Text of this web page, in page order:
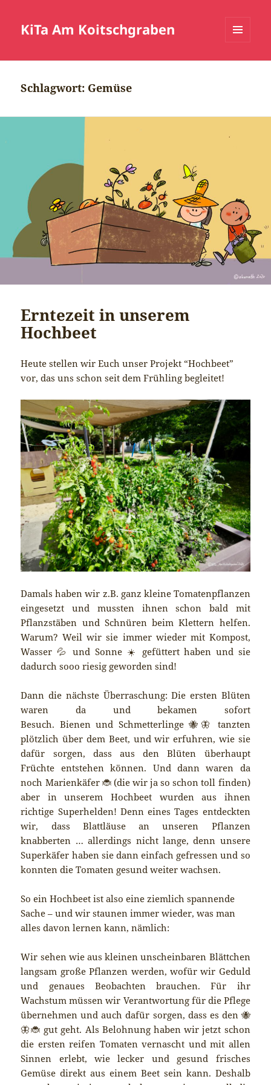
KiTa Am Koitschgraben
Schlagwort: Gemüse
Erntezeit in unserem
Hochbeet
Heute stellen wir Euch unser Projekt “Hochbeet”
vor, das uns schon seit dem Frühling begleitet!
Damals haben wir z.B. ganz kleine Tomatenpflanzen
eingesetzt und mussten ihnen schon bald mit
Pflanzstäben und Schnüren beim Klettern helfen.
Warum? Weil wir sie immer wieder mit Kompost,
Wasser 💦 und Sonne ☀️ gefüttert haben und sie
dadurch sooo riesig geworden sind!
Dann die nächste Überraschung: Die ersten Blüten
waren da und bekamen sofort
Besuch. Bienen und Schmetterlinge 🐝🦋 tanzten
plötzlich über dem Beet, und wir erfuhren, wie sie
dafür sorgen, dass aus den Blüten überhaupt
Früchte entstehen können. Und dann waren da
noch Marienkäfer 🐞 (die wir ja so schon toll finden)
aber in unserem Hochbeet wurden aus ihnen
richtige Superhelden! Denn eines Tages entdeckten
wir, dass Blattläuse an unseren Pflanzen
knabberten … allerdings nicht lange, denn unsere
Superkäfer haben sie dann einfach gefressen und so
konnten die Tomaten gesund weiter wachsen.
So ein Hochbeet ist also eine ziemlich spannende
Sache – und wir staunen immer wieder, was man
alles davon lernen kann, nämlich:
Wir sehen wie aus kleinen unscheinbaren Blättchen
langsam große Pflanzen werden, wofür wir Geduld
und genaues Beobachten brauchen. Für ihr
Wachstum müssen wir Verantwortung für die Pflege
übernehmen und auch dafür sorgen, dass es den 🐝
🦋🐞 gut geht. Als Belohnung haben wir jetzt schon
die ersten reifen Tomaten vernascht und mit allen
Sinnen erlebt, wie lecker und gesund frisches
Gemüse direkt aus einem Beet sein kann. Deshalb